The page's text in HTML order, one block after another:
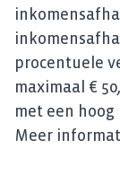
procentuele
maximaal €
met een
Meer